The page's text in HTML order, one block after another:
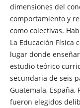
dimensiones del
comportamiento y
como colectivas.
La Educación Física
lugar donde
estudio teórico
secundaria de seis
Guatemala, España,
fueron elegidos